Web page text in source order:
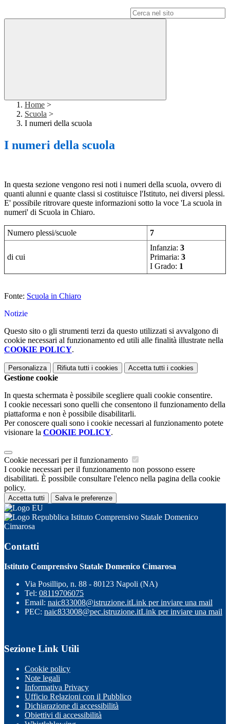
Home >
Scuola >
I numeri della scuola
I numeri della scuola
In questa sezione vengono resi noti i numeri della scuola, ovvero di
quanti alunni e quante classi si costituisce l'Istituto, nei diversi plessi.
E' possibile ritrovare queste informazioni sotto la voce 'La scuola in
numeri' di Scuola in Chiaro.
Numero plessi/scuole 7
di cui
Infanzia: 3
Primaria: 3
I Grado: 1
Fonte: Scuola in Chiaro
Notizie
Questo sito o gli strumenti terzi da questo utilizzati si avvalgono di
cookie necessari al funzionamento ed utili alle finalità illustrate nella
COOKIE POLICY.
Personalizza Rifiuta tutti i cookies Accetta tutti i cookies
Gestione cookie
In questa schermata è possibile scegliere quali cookie consentire.
I cookie necessari sono quelli che consentono il funzionamento della
piattaforma e non è possibile disabilitarli.
Per conoscere quali sono i cookie necessari al funzionamento potete
visionare la COOKIE POLICY.
Cookie necessari per il funzionamento
I cookie necessari per il funzionamento non possono essere
disabilitati. È possibile consultare l'elenco nella pagina della cookie
policy.
Accetta tutti Salva le preferenze
Istituto Comprensivo Statale Domenico
Cimarosa
Contatti
Istituto Comprensivo Statale Domenico Cimarosa
Via Posillipo, n. 88 - 80123 Napoli (NA)
Tel: 08119706075
Email: naic833008@istruzione.itLink per inviare una mail
PEC: naic833008@pec.istruzione.itLink per inviare una mail
Sezione Link Utili
Cookie policy
Note legali
Informativa Privacy
Ufficio Relazioni con il Pubblico
Dichiarazione di accessibilità
Obiettivi di accessibilità